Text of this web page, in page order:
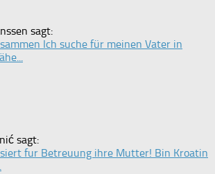
sagt:
Ich suche für meinen Vater in
sagt:
fur Betreuung ihre Mutter! Bin Kroatin